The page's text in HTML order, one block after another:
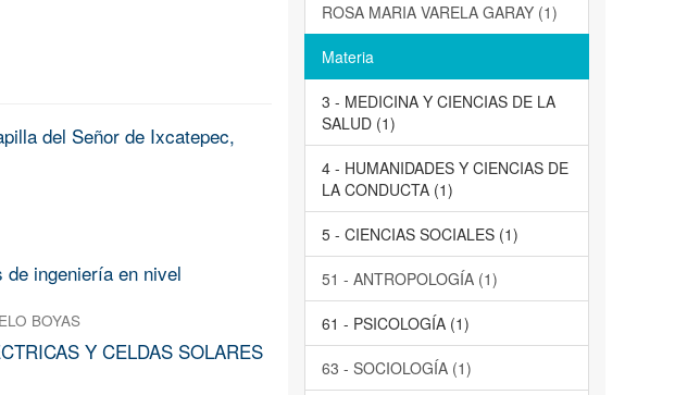
del Señor de Ixcatepec,
ingeniería en nivel
BOYAS
Y CELDAS SOLARES
ROSA MARIA VARELA GARAY (1)
Materia
3 - MEDICINA Y CIENCIAS DE LA
SALUD (1)
4 - HUMANIDADES Y CIENCIAS DE
LA CONDUCTA (1)
5 - CIENCIAS SOCIALES (1)
51 - ANTROPOLOGÍA (1)
61 - PSICOLOGÍA (1)
63 - SOCIOLOGÍA (1)